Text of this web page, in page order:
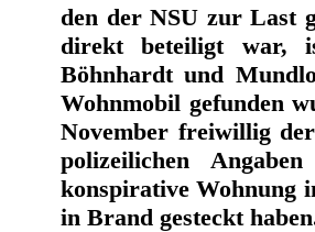
den der NSU zur Last
direkt beteiligt war,
Böhnhardt und
Wohnmobil gefunden
November freiwillig
polizeilichen
konspirative Wohnung
in Brand gesteckt